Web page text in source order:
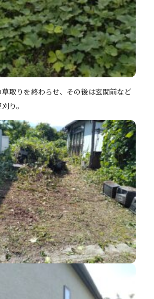
取りを終わらせ、その後は玄関前など
り。